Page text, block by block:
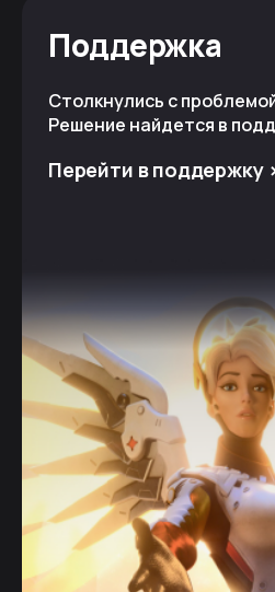
Поддержка
Столкнулись с
Решение найдется в
Перейти в поддержку